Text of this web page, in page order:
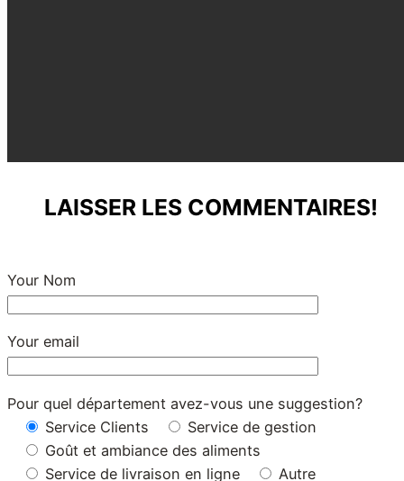
LAISSER LES COMMENTAIRES!
Your Nom
Your email
Pour quel département avez-vous une suggestion?
Service Clients
Service de gestion
Goût et ambiance des aliments
Service de livraison en ligne
Autre